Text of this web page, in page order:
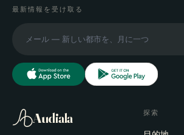
最新情報を受け取る
Audiala 探索